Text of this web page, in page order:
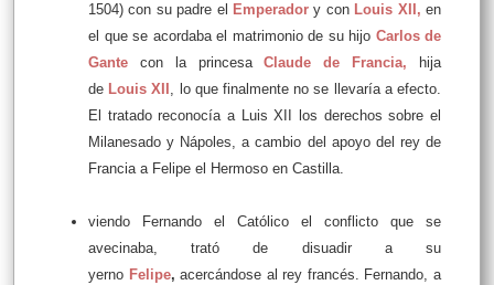
1504) con su padre el Emperador y con Louis XII , en
el que se acordaba el matrimonio de su hijo Carlos de
Gante
con la princesaClaude de Francia, hija
de Louis XII , lo que finalmente no se llevaría a efecto.
El tratado reconocía a Luis XII los derechos sobre el
Milanesado y Nápoles, a cambio del apoyo del rey de
Francia a Felipe el Hermoso en Castilla.
viendo Fernando el Católico el conflicto que se
avecinaba, trató de disuadir a su
yerno Felipe,acercándose al rey francés. Fernando, a